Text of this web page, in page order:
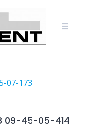
09-45-05-414